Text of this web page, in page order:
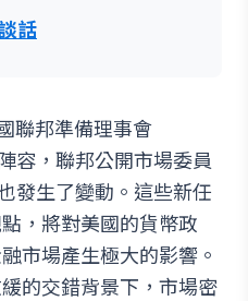
話
聯邦準備理事會
容，聯邦公開市場委員
發生了變動。這些新任
，將對美國的貨幣政
市場產生極大的影響。
的交錯背景下，市場密